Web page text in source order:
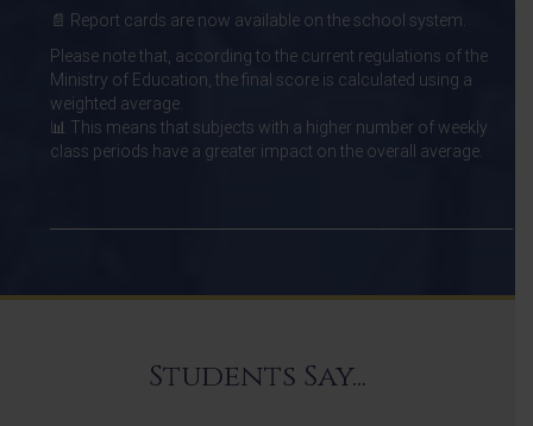
📄 Report cards are now available on the school system.
Please note that, according to the current regulations of the
Ministry of Education, the final score is calculated using a
weighted average.
📊 This means that subjects with a higher number of weekly
class periods have a greater impact on the overall average.
Students Say...